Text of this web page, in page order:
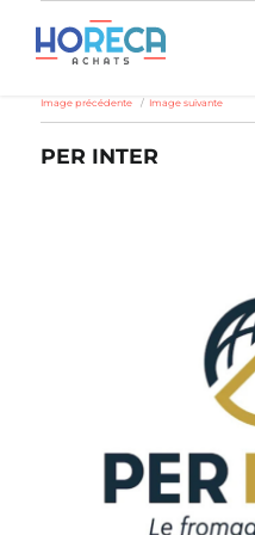
Image précédente Image suivante
PER INTER